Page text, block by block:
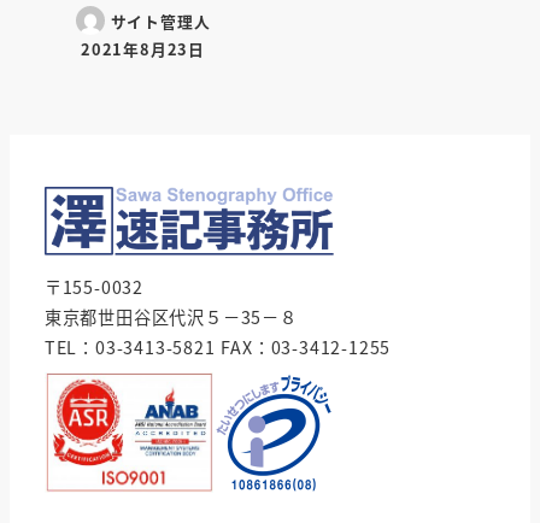
サイト管理人
投稿日
2021年8月23日
〒155-0032
東京都世田谷区代沢５－35－８
TEL：03-3413-5821 FAX：03-3412-1255